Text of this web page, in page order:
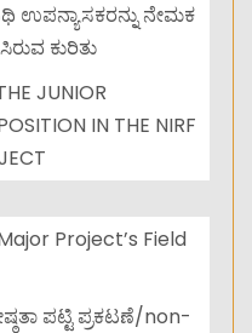
ಉಪನ್ಯಾಸಕರನ್ನು ನೇಮಕ
ಕುರಿತು
JUNIOR
IN THE NIRF
Project’s Field
ಪಟ್ಟಿ ಪ್ರಕಟಣೆ/non-